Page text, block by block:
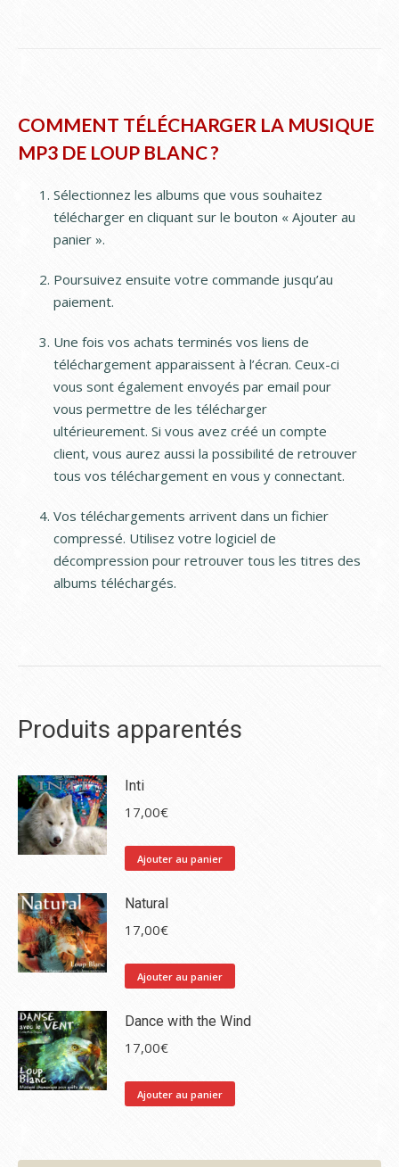
COMMENT TÉLÉCHARGER LA MUSIQUE
MP3 DE LOUP BLANC ?
Sélectionnez les albums que vous souhaitez
télécharger en cliquant sur le bouton « Ajouter au
panier ».
Poursuivez ensuite votre commande jusqu’au
paiement.
Une fois vos achats terminés vos liens de
téléchargement apparaissent à l’écran. Ceux-ci
vous sont également envoyés par email pour
vous permettre de les télécharger
ultérieurement. Si vous avez créé un compte
client, vous aurez aussi la possibilité de retrouver
tous vos téléchargement en vous y connectant.
Vos téléchargements arrivent dans un fichier
compressé. Utilisez votre logiciel de
décompression pour retrouver tous les titres des
albums téléchargés.
Produits apparentés
Inti
17,00€
Ajouter au panier
Natural
17,00€
Ajouter au panier
Dance with the Wind
17,00€
Ajouter au panier